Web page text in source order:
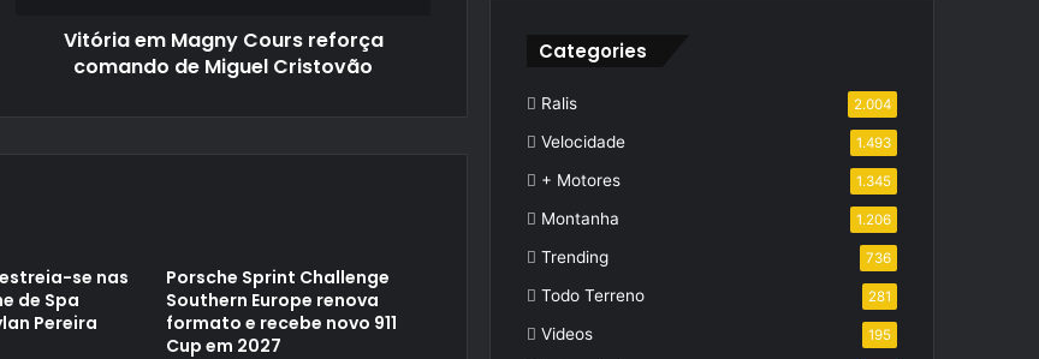
Vitória em Magny Cours reforça
comando de Miguel Cristovão
se nas
de Spa
Pereira
Porsche Sprint Challenge
Southern Europe renova
formato e recebe novo 911
Cup em 2027
Categories
Ralis 2.004
Velocidade 1.493
+ Motores 1.345
Montanha 1.206
Trending 736
Todo Terreno 281
Videos 195